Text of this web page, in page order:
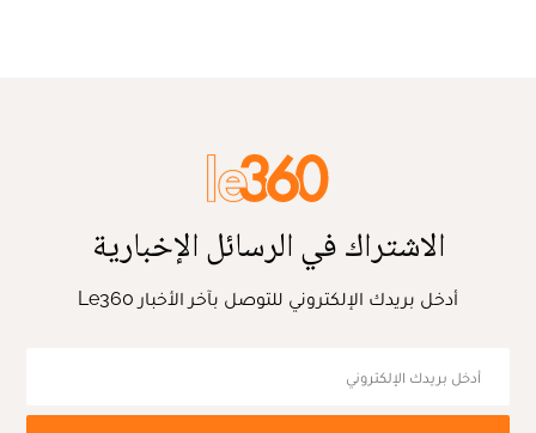
الاشتراك في الرسائل الإخبارية
أدخل بريدك الإلكتروني للتوصل بآخر الأخبار Le360